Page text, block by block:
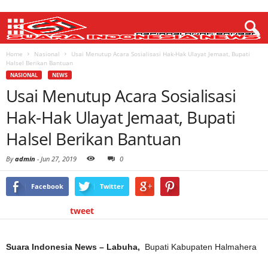
Home Nasional
Usai Menutup Acara Sosialisasi Hak-Hak Ulayat Jemaat, Bupati
Halsel Berikan Bantuan
NASIONAL NEWS
Usai Menutup Acara Sosialisasi
Hak-Hak Ulayat Jemaat, Bupati
Halsel Berikan Bantuan
Byadmin - Jun 27, 2019 0
Facebook Twitter
tweet
Suara Indonesia News – Labuha, Bupati Kabupaten Halmahera